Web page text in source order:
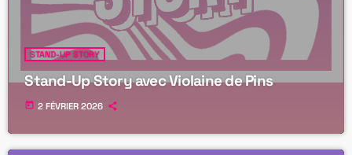
STAND-UP STORY
Stand-Up Story avec Violaine de Pins
today 2 FÉVRIER 2026